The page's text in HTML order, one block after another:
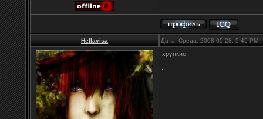
Hellavisa Дата: Среда, 2008-05-28, 5:45
хрупкие